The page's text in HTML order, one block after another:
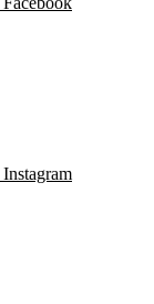
Instagram